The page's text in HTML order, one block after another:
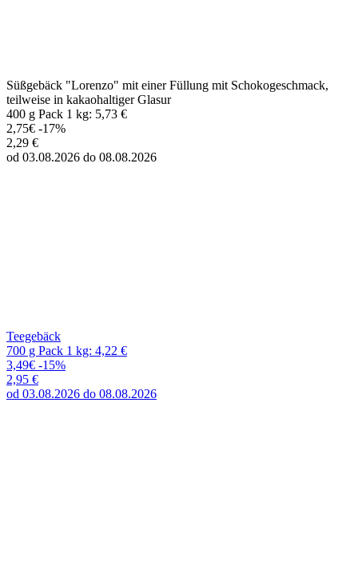
Süßgebäck "Lorenzo" mit einer Füllung mit Schokogeschmack,
teilweise in kakaohaltiger Glasur
400 g Pack 1 kg: 5,73 €
2,75€ -17%
2,29 €
od 03.08.2026 do 08.08.2026
Teegebäck
700 g Pack 1 kg: 4,22 €
3,49€ -15%
2,95 €
od 03.08.2026 do 08.08.2026